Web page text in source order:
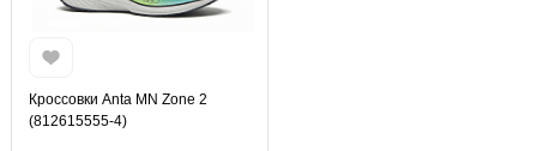
Кроссовки Anta MN Zone 2
(812615555-4)